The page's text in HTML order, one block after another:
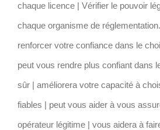
chaque licence | Vérifier le pouvoir
chaque organisme de
renforcer votre confiance dans le
peut vous rendre plus confiant dans
sûr | améliorera votre capacité à
fiables | peut vous aider à vous
opérateur légitime | vous aidera à